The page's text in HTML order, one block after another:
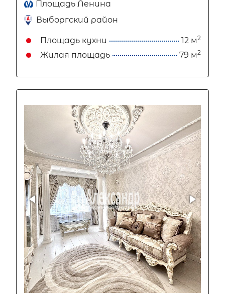
Площадь Ленина
Выборгский район
Площадь кухни 12 м2
Жилая площадь 79 м2